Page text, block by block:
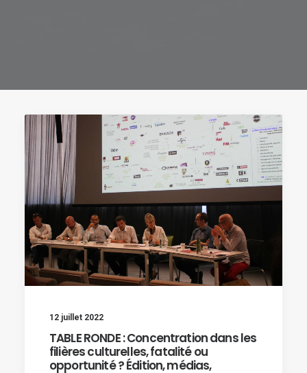
12 juillet 2022
TABLE RONDE : Concentration dans les
filières culturelles, fatalité ou
opportunité ? Édition, médias,